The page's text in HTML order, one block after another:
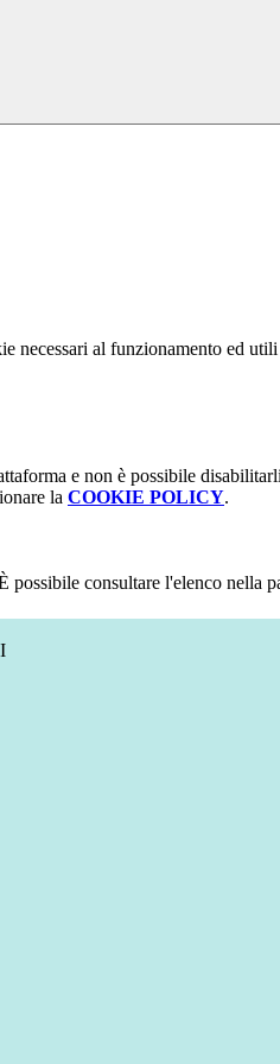
necessari al funzionamento ed
e non è possibile
la COOKIE POLICY.
possibile consultare l'elenco nella